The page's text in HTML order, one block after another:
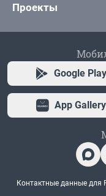
Проекты
Google Play
App Gallery
Контактные данные для